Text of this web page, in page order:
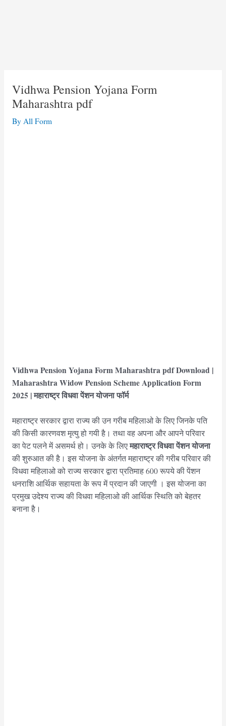
Vidhwa Pension Yojana Form
Maharashtra pdf
By All Form
Vidhwa Pension Yojana Form Maharashtra pdf Download |
Maharashtra Widow Pension Scheme Application Form
2025 | महाराष्ट्र विधवा पेंशन योजना फॉर्म
महाराष्ट्र सरकार द्वारा राज्य की उन गरीब महिलाओ के लिए जिनके पति
की किसी कारणवश मृत्यु हो गयी है। तथा वह अपना और आपने परिवार
का पेट पलने में असमर्थ हो। उनके के लिएमहाराष्ट्र विधवा पेंशन योजना
की शुरुआत की है। इस योजना के अंतर्गत महाराष्ट्र की गरीब परिवार की
विधवा महिलाओ को राज्य सरकार द्वारा प्रतिमाह 600 रूपये की पेंशन
धनराशि आर्थिक सहायता के रूप में प्रदान की जाएगी । इस योजना का
प्रमुख उदेश्य राज्य की विधवा महिलाओ की आर्थिक स्थिति को बेहतर
बनाना है।